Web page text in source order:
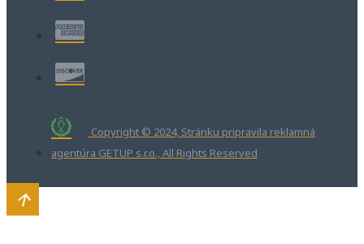
Copyright © 2024, Stránku pripravila reklamná
agentúra GETUP s.r.o., All Rights Reserved